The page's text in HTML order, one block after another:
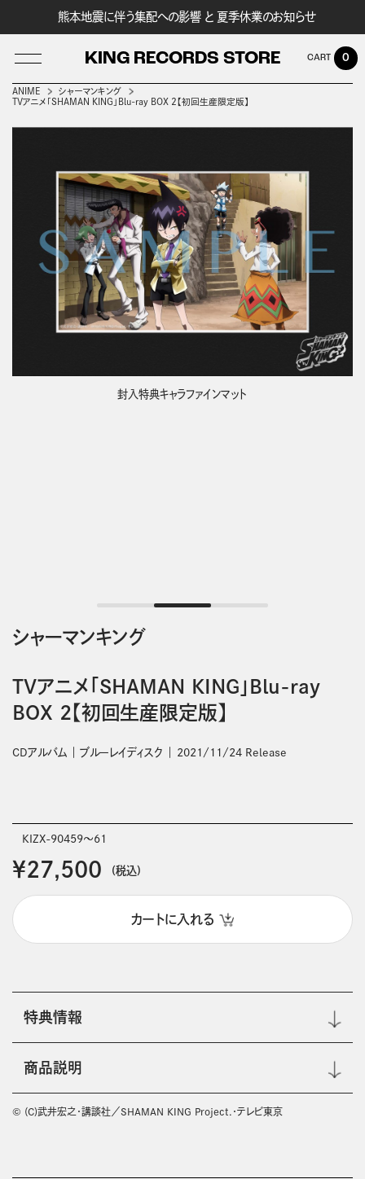
熊本地震に伴う集配への影響 と 夏季休業のお知らせ
KING RECORDS STORE 0
ANIME
シャーマンキング
TVアニメ「SHAMAN KING」Blu-ray BOX 2【初回生産限定版】
シャーマンキング
TVアニメ「SHAMAN KING」Blu-ray
BOX 2【初回生産限定版】
CDアルバム ブルーレイディスク 2021/11/24 Release
KIZX-90459～61
￥27,500 (税込)
カートに入れる
特典情報
商品説明
© (C)武井宏之・講談社／SHAMAN KING Project.・テレビ東京
封入特典キャラファインマット